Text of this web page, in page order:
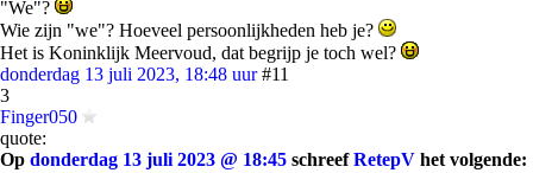
"We"?
Wie zijn "we"? Hoeveel persoonlijkheden heb je?
Het is Koninklijk Meervoud, dat begrijp je toch wel?
donderdag 13 juli 2023, 18:48 uur #11
3
Finger050
quote:
Op donderdag 13 juli 2023 @ 18:45 schreefRetepV het volgende: